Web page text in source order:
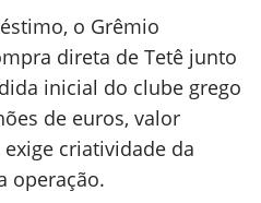
o Grêmio
direta de Tetê junto
inicial do clube grego
de euros, valor
criatividade da
operação.